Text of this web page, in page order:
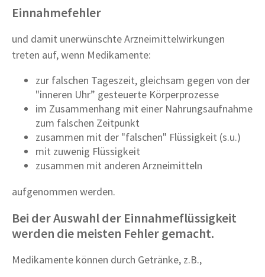
Einnahmefehler
und damit unerwünschte Arzneimittelwirkungen
treten auf, wenn Medikamente:
zur falschen Tageszeit, gleichsam gegen von der
"inneren Uhr” gesteuerte Körperprozesse
im Zusammenhang mit einer Nahrungsaufnahme
zum falschen Zeitpunkt
zusammen mit der "falschen" Flüssigkeit (s.u.)
mit zuwenig Flüssigkeit
zusammen mit anderen Arzneimitteln
aufgenommen werden.
Bei der Auswahl der Einnahmeflüssigkeit
werden die meisten Fehler gemacht.
Medikamente können durch Getränke, z.B.,